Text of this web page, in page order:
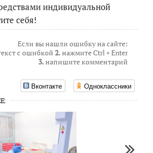
индивидуальной
себя!
Если вы нашли ошибку на сайте:
с ошибкой 2.нажмите Ctrl + Enter
3.напишите комментарий
Вконтакте Одноклассники